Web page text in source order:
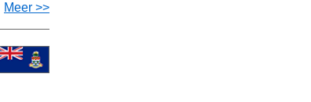
Meer >>